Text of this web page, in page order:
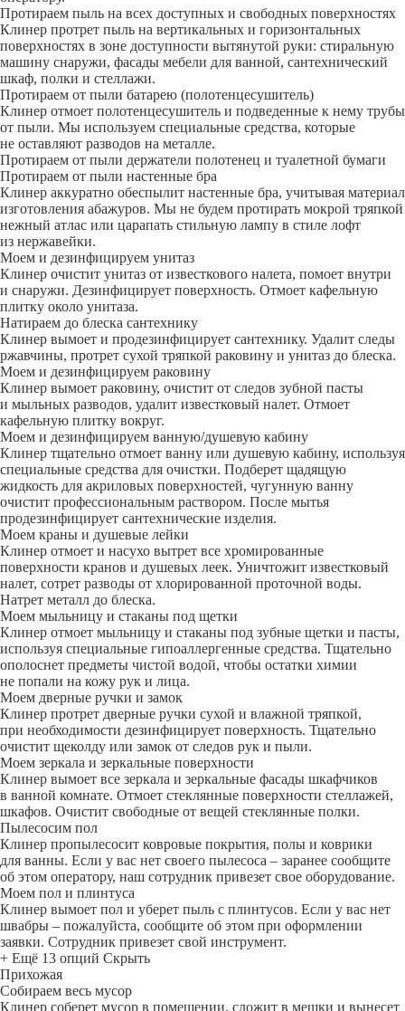
Протираем пыль на всех доступных и свободных поверхностях
Клинер протрет пыль на вертикальных и горизонтальных
поверхностях в зоне доступности вытянутой руки: стиральную
машину снаружи, фасады мебели для ванной, сантехнический
шкаф, полки и стеллажи.
Протираем от пыли батарею (полотенцесушитель)
Клинер отмоет полотенцесушитель и подведенные к нему трубы
от пыли. Мы используем специальные средства, которые
не оставляют разводов на металле.
Протираем от пыли держатели полотенец и туалетной бумаги
Протираем от пыли настенные бра
Клинер аккуратно обеспылит настенные бра, учитывая материал
изготовления абажуров. Мы не будем протирать мокрой тряпкой
нежный атлас или царапать стильную лампу в стиле лофт
из нержавейки.
Моем и дезинфицируем унитаз
Клинер очистит унитаз от известкового налета, помоет внутри
и снаружи. Дезинфицирует поверхность. Отмоет кафельную
плитку около унитаза.
Натираем до блеска сантехнику
Клинер вымоет и продезинфицирует сантехнику. Удалит следы
ржавчины, протрет сухой тряпкой раковину и унитаз до блеска.
Моем и дезинфицируем раковину
Клинер вымоет раковину, очистит от следов зубной пасты
и мыльных разводов, удалит известковый налет. Отмоет
кафельную плитку вокруг.
Моем и дезинфицируем ванную/душевую кабину
Клинер тщательно отмоет ванну или душевую кабину, используя
специальные средства для очистки. Подберет щадящую
жидкость для акриловых поверхностей, чугунную ванну
очистит профессиональным раствором. После мытья
продезинфицирует сантехнические изделия.
Моем краны и душевые лейки
Клинер отмоет и насухо вытрет все хромированные
поверхности кранов и душевых леек. Уничтожит известковый
налет, сотрет разводы от хлорированной проточной воды.
Натрет металл до блеска.
Моем мыльницу и стаканы под щетки
Клинер отмоет мыльницу и стаканы под зубные щетки и пасты,
используя специальные гипоаллергенные средства. Тщательно
ополоснет предметы чистой водой, чтобы остатки химии
не попали на кожу рук и лица.
Моем дверные ручки и замок
Клинер протрет дверные ручки сухой и влажной тряпкой,
при необходимости дезинфицирует поверхность. Тщательно
очистит щеколду или замок от следов рук и пыли.
Моем зеркала и зеркальные поверхности
Клинер вымоет все зеркала и зеркальные фасады шкафчиков
в ванной комнате. Отмоет стеклянные поверхности стеллажей,
шкафов. Очистит свободные от вещей стеклянные полки.
Пылесосим пол
Клинер пропылесосит ковровые покрытия, полы и коврики
для ванны. Если у вас нет своего пылесоса – заранее сообщите
об этом оператору, наш сотрудник привезет свое оборудование.
Моем пол и плинтуса
Клинер вымоет пол и уберет пыль с плинтусов. Если у вас нет
швабры – пожалуйста, сообщите об этом при оформлении
заявки. Сотрудник привезет свой инструмент.
+ Ещё 13 опций Скрыть
Прихожая
Собираем весь мусор
Клинер соберет мусор в помещении, сложит в мешки и вынесет